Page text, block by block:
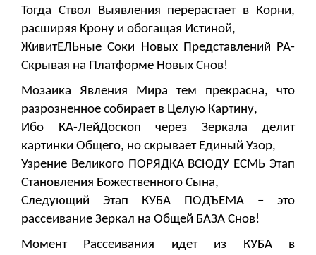
Тогда Ствол Выявления перерастает в Корни,
расширяя Крону и обогащая Истиной,
ЖивитЕЛЬные Соки Новых Представлений РА-
Скрывая на Платформе Новых Снов!
Мозаика Явления Мира тем прекрасна, что
разрозненное собирает в Целую Картину,
Ибо КА-ЛейДоскоп через Зеркала делит
картинки Общего, но скрывает Единый Узор,
Узрение Великого ПОРЯДКА ВСЮДУ ЕСМЬ Этап
Становления Божественного Сына,
Следующий Этап КУБА ПОДЪЕМА – это
рассеивание Зеркал на Общей БАЗА Снов!
Момент Рассеивания идет из КУБА в